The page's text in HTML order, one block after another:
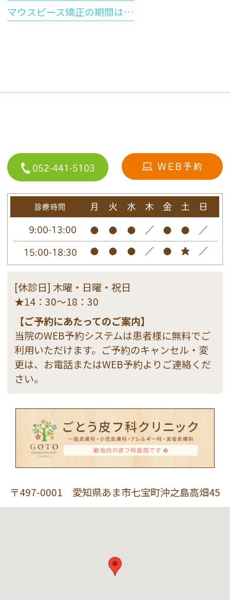
マウスピース矯正の期間は…
052-441-5103
診療時間 月 火 水 木 金 土
日
9:00-13:00
● ● ● ／ ● ●
／
15:00-18:30
● ● ● ／ ● ★ ／
[休診日] 木曜・日曜・祝日
★14：30～18：30
【ご予約にあたってのご案内】
当院のWEB予約システムは患者様に無料でご
利用いただけます。ご予約のキャンセル・変
更は、お電話またはWEB予約よりご連絡くだ
さい。
〒497-0001 愛知県あま市七宝町沖之島高畑45